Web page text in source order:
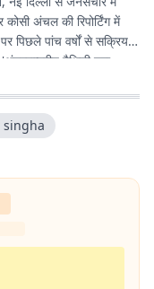
अंचल की रिपोर्टिंग में
पिछले पांच वर्षों से सक्रिय
मैथिली युवा